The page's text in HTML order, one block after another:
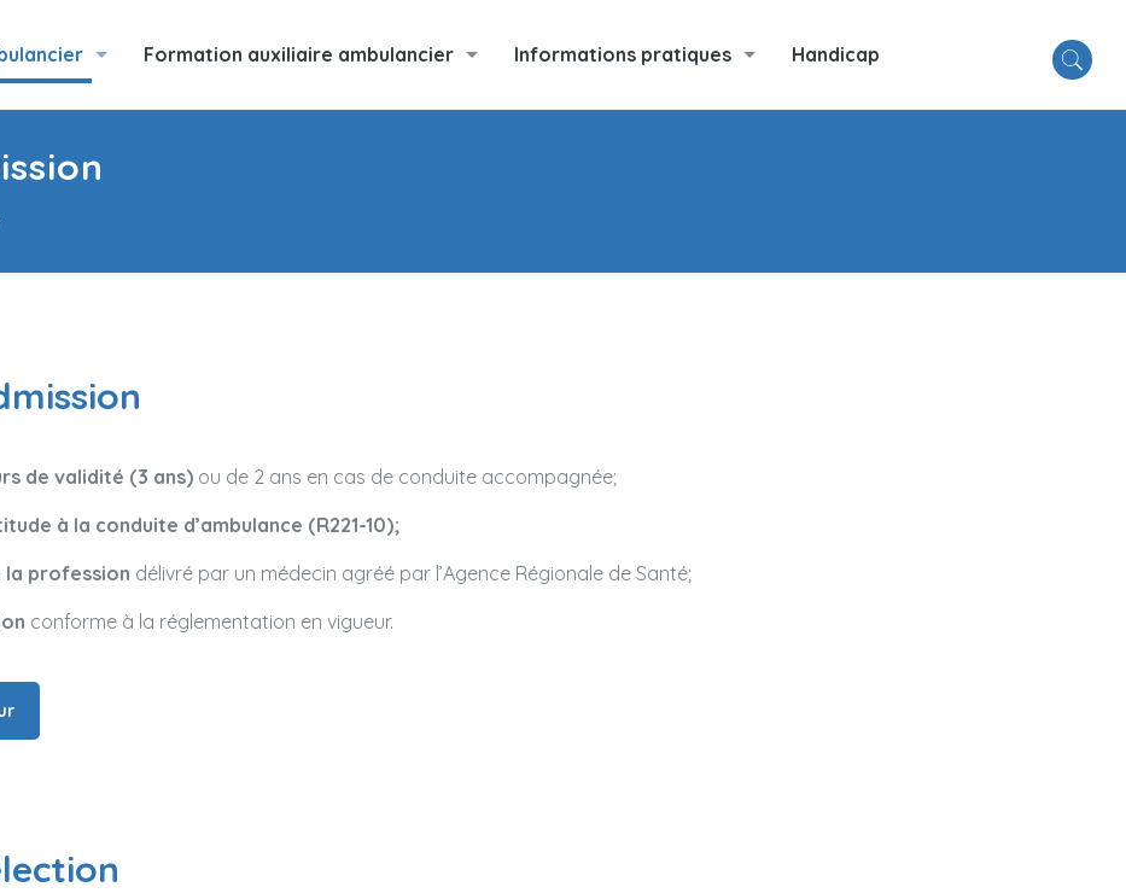
Formation auxiliaire ambulancier Informations pratiques Handicap
de validité (3 ans)ou de 2 ans en cas de conduite accompagnée;
à la conduite d’ambulance (R221-10);
la profession délivré par un médecin agréé par l’Agence Régionale de Santé;
conforme à la réglementation en vigueur.